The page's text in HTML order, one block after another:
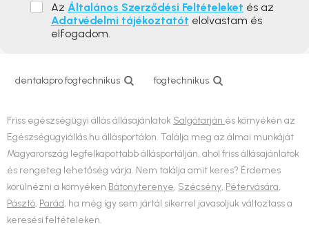
Az Általános Szerződési Feltételeket és az
Adatvédelmi tájékoztatót elolvastam és
elfogadom.
dentalapro fogtechnikus fogtechnikus
Friss egészségügyi állás állásajánlatok Salgótarján és környékén az
Egészségügyiállás.hu állásportálon. Találja meg az álmai munkáját
Magyarország legfelkapottabb állásportálján, ahol friss állásajánlatok
és rengeteg lehetőség várja. Nem találja amit keres? Érdemes
körülnézni a környéken Bátonyterenye, Szécsény, Pétervására,
Pásztó, Parád, ha még így sem jártál sikerrel javasoljuk változtass a
keresési feltételeken.